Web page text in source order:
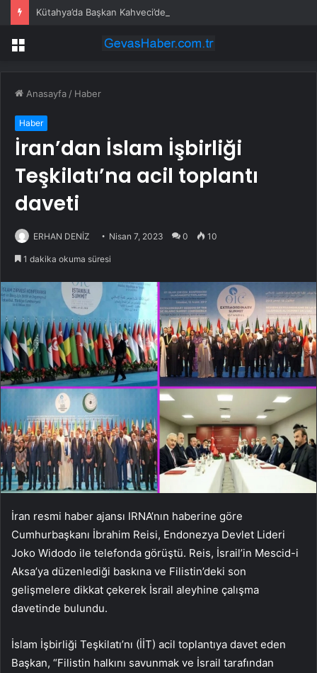
Kütahya’da Başkan Kahveci’den çalışmalara yakın mercek
Menü
Anasayfa / Haber
Haber
İran’dan İslam İşbirliği
Teşkilatı’na acil toplantı
daveti
ERHAN DENİZ Nisan 7, 2023 0 10
1 dakika okuma süresi
İran resmi haber ajansı IRNA’nın haberine göre
Cumhurbaşkanı İbrahim Reisi, Endonezya Devlet Lideri
Joko Widodo ile telefonda görüştü. Reis, İsrail’in Mescid-i
Aksa’ya düzenlediği baskına ve Filistin’deki son
gelişmelere dikkat çekerek İsrail aleyhine çalışma
davetinde bulundu.
İslam İşbirliği Teşkilatı’nı (İİT) acil toplantıya davet eden
Başkan, “Filistin halkını savunmak ve İsrail tarafından